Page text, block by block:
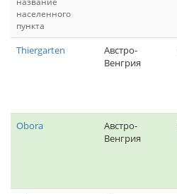
населенного
пункта
Thiergarten
Австро-
Венгрия
Obora
Австро-
Венгрия